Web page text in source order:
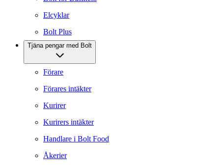
Elcyklar
Bolt Plus
Tjäna pengar med Bolt
Förare
Förares intäkter
Kurirer
Kurirers intäkter
Handlare i Bolt Food
Åkerier